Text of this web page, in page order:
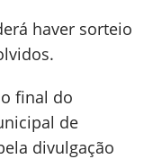
haver sorteio
final do
de
divulgação